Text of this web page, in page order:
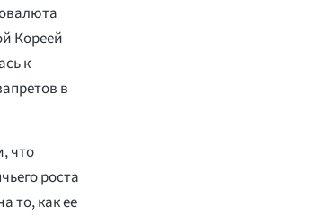
Кореей
к
в
что
роста
то, как ее